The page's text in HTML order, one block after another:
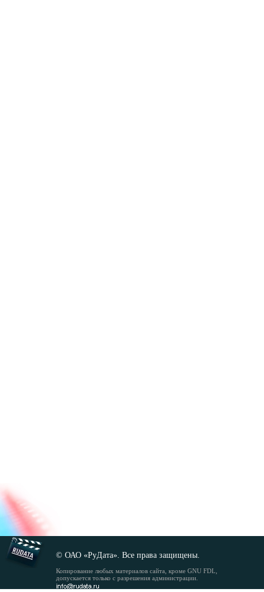
© ОАО «РуДата». Все права защищены.
Копирование любых материалов сайта, кроме GNU FDL,
допускается только с разрешения администрации.